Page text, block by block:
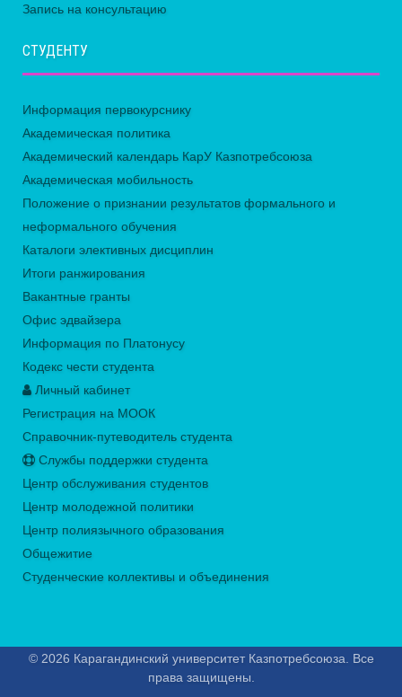
Запись на консультацию
СТУДЕНТУ
Информация первокурснику
Академическая политика
Академический календарь КарУ Казпотребсоюза
Академическая мобильность
Положение о признании результатов формального и
неформального обучения
Каталоги элективных дисциплин
Итоги ранжирования
Вакантные гранты
Офис эдвайзера
Информация по Платонусу
Кодекс чести студента
Личный кабинет
Регистрация на МООК
Справочник-путеводитель студента
Службы поддержки студента
Центр обслуживания студентов
Центр молодежной политики
Центр полиязычного образования
Общежитие
Студенческие коллективы и объединения
© 2026 Карагандинский университет Казпотребсоюза. Все
права защищены.